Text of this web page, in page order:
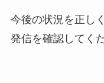
今後の状況を正し
発信を確認してく